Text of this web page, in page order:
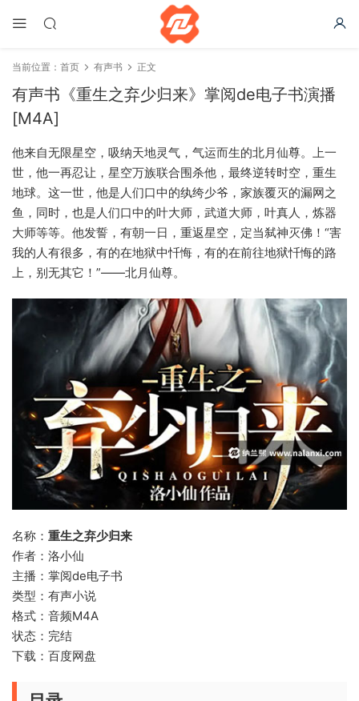
当前位置： 首页 有声书 正文
有声书《重生之弃少归来》掌阅de电子书演播
[M4A]
他来自无限星空，吸纳天地灵气，气运而生的北月仙尊。上一
世，他一再忍让，星空万族联合围杀他，最终逆转时空，重生
地球。这一世，他是人们口中的纨绔少爷，家族覆灭的漏网之
鱼，同时，也是人们口中的叶大师，武道大师，叶真人，炼器
大师等等。他发誓，有朝一日，重返星空，定当弑神灭佛！“害
我的人有很多，有的在地狱中忏悔，有的在前往地狱忏悔的路
上，别无其它！”——北月仙尊。
名称： 重生之弃少归来
作者：洛小仙
主播：掌阅de电子书
类型：有声小说
格式：音频M4A
状态：完结
下载：百度网盘